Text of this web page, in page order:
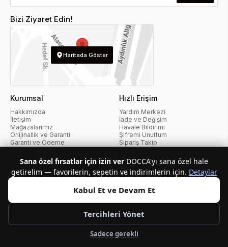
Bizi Ziyaret Edin!
Haritada Göster
Kurumsal
Hakkımızda
İletişim
Mağazalarımız
Oriijinallik ve Garanti
Garanti ve Ödeme
Kampanyalar
Hızlı Erişim
Yardım Merkezi
İade ve Değişim
Havale Bildirimi
Şifremi Unuttum
Sipariş Takip
Siparişlerim
Kategoriler
Yeni Sezon
Docca Deals
Markalar
Guess
Calvin Klein
Tommy Hilfiger
Kullanıcı SözleşmesiMesafeli Satış Sözleşmesi
Sana özel fırsatlar için izin ver DOCCA'yı sana özel hale
getirelim — favorilerin, sepetin ve indirimlerin için. Detaylar
Kabul Et ve Devam Et
Tercihleri Yönet
Sadece gerekli